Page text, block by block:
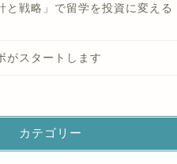
と戦略」で留学を投資に変える
がスタートします
カテゴリー